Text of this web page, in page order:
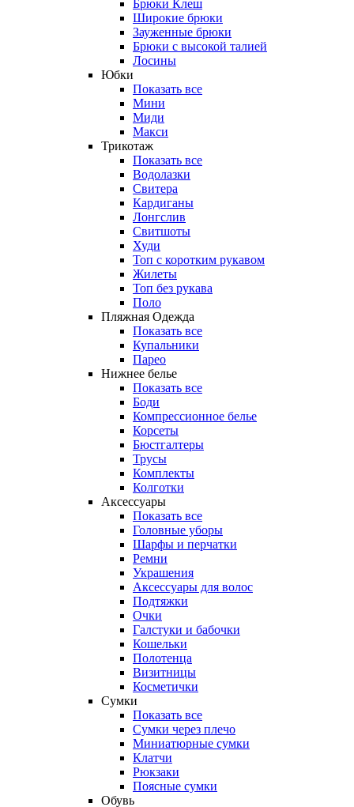
Брюки Клеш
Широкие брюки
Зауженные брюки
Брюки с высокой талией
Лосины
Юбки
Показать все
Мини
Миди
Макси
Трикотаж
Показать все
Водолазки
Свитера
Кардиганы
Лонгслив
Свитшоты
Худи
Топ с коротким рукавом
Жилеты
Топ без рукава
Поло
Пляжная Одежда
Показать все
Купальники
Парео
Нижнее белье
Показать все
Боди
Компрессионное белье
Корсеты
Бюстгалтеры
Трусы
Комплекты
Колготки
Аксессуары
Показать все
Головные уборы
Шарфы и перчатки
Ремни
Украшения
Аксессуары для волос
Подтяжки
Очки
Галстуки и бабочки
Кошельки
Полотенца
Визитницы
Косметички
Сумки
Показать все
Сумки через плечо
Миниатюрные cумки
Клатчи
Рюкзаки
Поясные сумки
Обувь